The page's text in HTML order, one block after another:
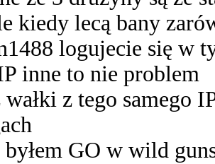
kiedy lecą bany
logujecie się w
inne to nie problem
wałki z tego samego
byłem GO w wild